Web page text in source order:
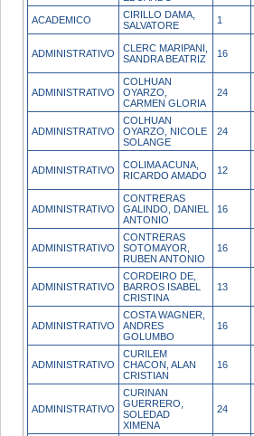
ACADEMICO
CIRILLO DAMA,
SALVATORE
1
ADMINISTRATIVO
CLERC MARIPANI,
SANDRA BEATRIZ
16
ADMINISTRATIVO
COLHUAN
OYARZO,
CARMEN GLORIA
24
ADMINISTRATIVO
COLHUAN
OYARZO, NICOLE
SOLANGE
24
ADMINISTRATIVO
COLIMA ACUNA,
RICARDO AMADO
12
ADMINISTRATIVO
CONTRERAS
GALINDO, DANIEL
ANTONIO
16
ADMINISTRATIVO
CONTRERAS
SOTOMAYOR,
RUBEN ANTONIO
16
ADMINISTRATIVO
CORDEIRO DE,
BARROS ISABEL
CRISTINA
13
ADMINISTRATIVO
COSTA WAGNER,
ANDRES
GOLUMBO
16
ADMINISTRATIVO
CURILEM
CHACON, ALAN
CRISTIAN
16
ADMINISTRATIVO
CURINAN
GUERRERO,
SOLEDAD
XIMENA
24